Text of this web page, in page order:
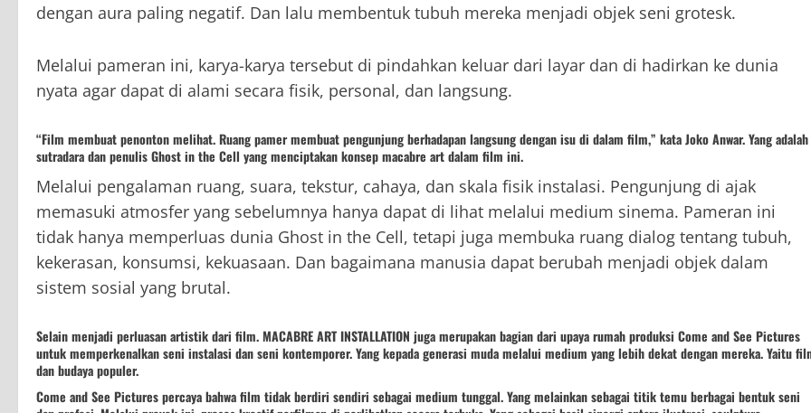
dengan aura paling negatif. Dan lalu membentuk tubuh mereka menjadi objek seni grotesk.
Melalui pameran ini, karya-karya tersebut di pindahkan keluar dari layar dan di hadirkan ke dunia
nyata agar dapat di alami secara fisik, personal, dan langsung.
“Film membuat penonton melihat. Ruang pamer membuat pengunjung berhadapan langsung dengan isu di dalam film,” kata Joko Anwar. Yang adalah
sutradara dan penulis Ghost in the Cell yang menciptakan konsep macabre art dalam film ini.
Melalui pengalaman ruang, suara, tekstur, cahaya, dan skala fisik instalasi. Pengunjung di ajak
memasuki atmosfer yang sebelumnya hanya dapat di lihat melalui medium sinema. Pameran ini
tidak hanya memperluas dunia Ghost in the Cell, tetapi juga membuka ruang dialog tentang tubuh,
kekerasan, konsumsi, kekuasaan. Dan bagaimana manusia dapat berubah menjadi objek dalam
sistem sosial yang brutal.
Selain menjadi perluasan artistik dari film. MACABRE ART INSTALLATION juga merupakan bagian dari upaya rumah produksi Come and See Pictures
untuk memperkenalkan seni instalasi dan seni kontemporer. Yang kepada generasi muda melalui medium yang lebih dekat dengan mereka. Yaitu
dan budaya populer.
Come and See Pictures percaya bahwa film tidak berdiri sendiri sebagai medium tunggal. Yang melainkan sebagai titik temu berbagai bentuk seni